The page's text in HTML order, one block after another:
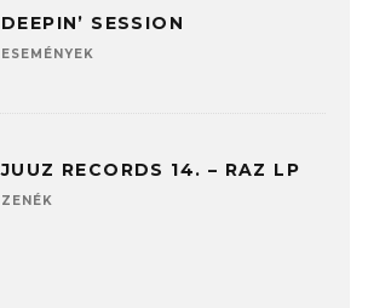
DEEPIN’ SESSION
ESEMÉNYEK
JUUZ RECORDS 14. – RAZ LP
ZENÉK